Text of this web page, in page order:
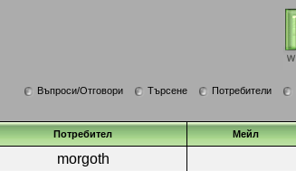
Въпроси/Отговори Търсене Потребители
Потребител Мейл
morgoth